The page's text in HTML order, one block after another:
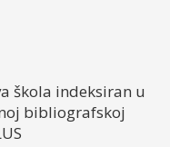
škola indeksiran u
bibliografskoj